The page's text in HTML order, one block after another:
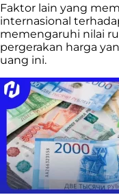
Faktor lain yang
internasional
memengaruhi nilai
pergerakan harga
uang ini.